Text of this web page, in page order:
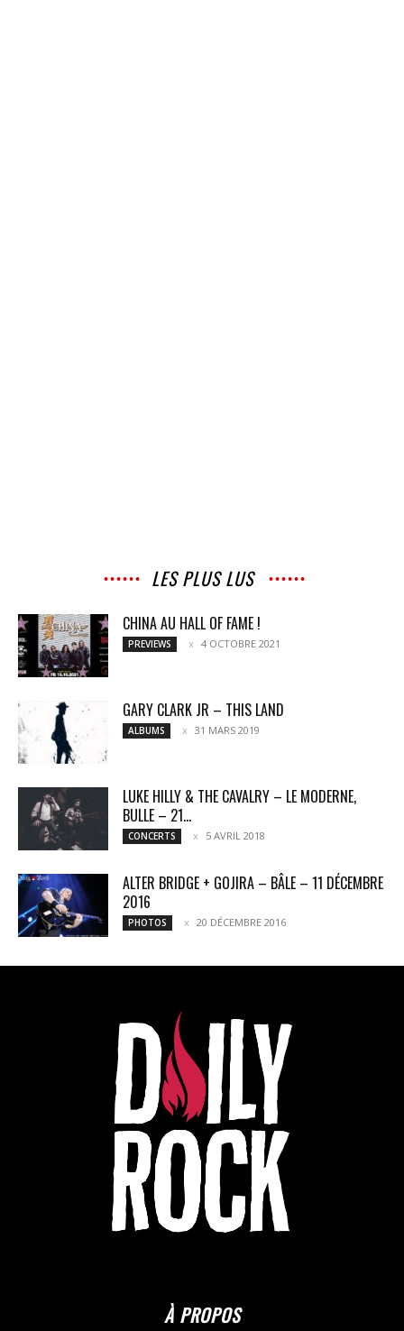
LES PLUS LUS
CHINA AU HALL OF FAME !
PREVIEWS 4 OCTOBRE 2021
GARY CLARK JR – THIS LAND
ALBUMS 31 MARS 2019
LUKE HILLY & THE CAVALRY – LE MODERNE,
BULLE – 21...
CONCERTS 5 AVRIL 2018
ALTER BRIDGE + GOJIRA – BÂLE – 11 DÉCEMBRE
2016
PHOTOS 20 DÉCEMBRE 2016
À PROPOS